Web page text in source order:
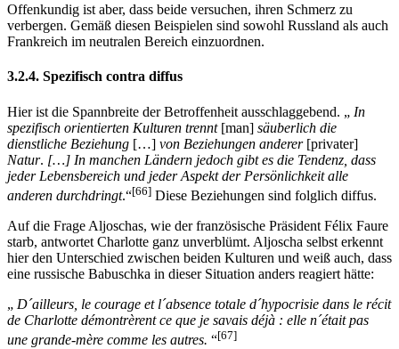
Offenkundig ist aber, dass beide versuchen, ihren Schmerz zu
verbergen. Gemäß diesen Beispielen sind sowohl Russland als auch
Frankreich im neutralen Bereich einzuordnen.
3.2.4. Spezifisch contra diffus
Hier ist die Spannbreite der Betroffenheit ausschlaggebend. „ In
spezifisch orientierten Kulturen trennt[man] säuberlich die
dienstliche Beziehung […] von Beziehungen anderer[privater]
Natur. […] In manchen Ländern jedoch gibt es die Tendenz, dass
jeder Lebensbereich und jeder Aspekt der Persönlichkeit alle
anderen durchdringt.“[66] Diese Beziehungen sind folglich diffus.
Auf die Frage Aljoschas, wie der französische Präsident Félix Faure
starb, antwortet Charlotte ganz unverblümt. Aljoscha selbst erkennt
hier den Unterschied zwischen beiden Kulturen und weiß auch, dass
eine russische Babuschka in dieser Situation anders reagiert hätte:
„ D´ailleurs, le courage et l´absence totale d´hypocrisie dans le récit
de Charlotte démontrèrent ce que je savais déjà : elle n´était pas
une grande-mère comme les autres. “[67]